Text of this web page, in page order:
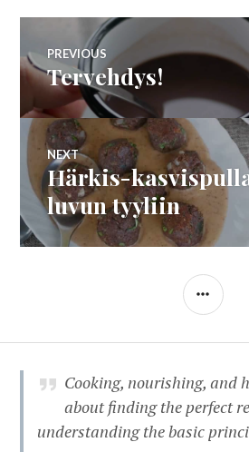
Artikkelien
selaus
PREVIOUS
Previous
post:
Tervehdys!
NEXT
Next
post:
Härkis-
luvun tyyliin
Cooking, nourishing, and
about finding the perfect
understanding the basic